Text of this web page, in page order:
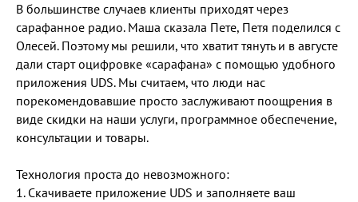
В большинстве случаев клиенты приходят через
сарафанное радио. Маша сказала Пете, Петя поделился с
Олесей. Поэтому мы решили, что хватит тянуть и в августе
дали старт оцифровке «сарафана» с помощью удобного
приложения UDS. Мы считаем, что люди нас
порекомендовавшие просто заслуживают поощрения в
виде скидки на наши услуги, программное обеспечение,
консультации и товары.
Технология проста до невозможного:
1. Скачиваете приложение UDS и заполняете ваш